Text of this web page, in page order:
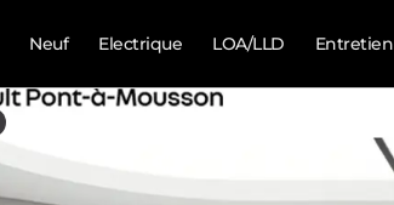
Neuf Electrique LOA/LLD Entretien